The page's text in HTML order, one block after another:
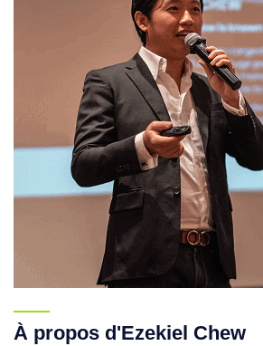
À propos d'Ezekiel Chew